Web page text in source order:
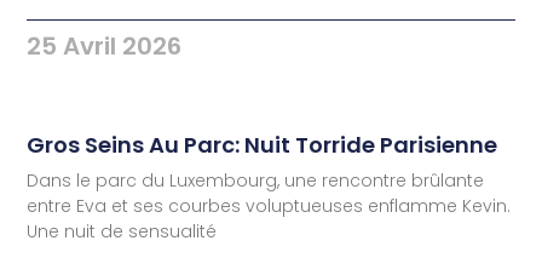
25 Avril 2026
Gros Seins Au Parc: Nuit Torride Parisienne
Dans le parc du Luxembourg, une rencontre brûlante
entre Eva et ses courbes voluptueuses enflamme Kevin.
Une nuit de sensualité